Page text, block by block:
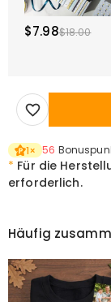
$7.98$18.00
1× 56
* Für die
erforderlich.
Häufig